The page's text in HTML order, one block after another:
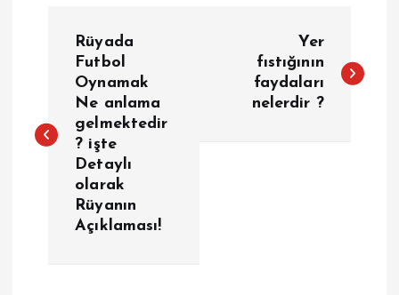
z
ı
Rüyada
Futbol
Oynamak
Ne anlama
gelmektedir
? işte
Detaylı
olarak
Rüyanın
Açıklaması!
Yer
fıstığının
faydaları
nelerdir ?